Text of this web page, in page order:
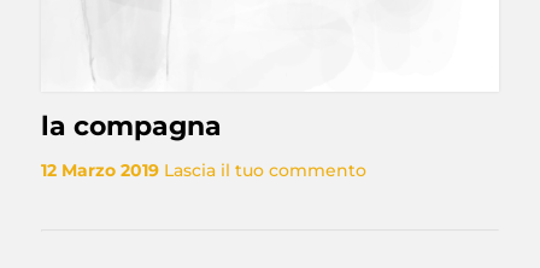
la compagna
12 Marzo 2019 Lascia il tuo commento